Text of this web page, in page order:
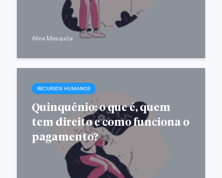
Aline Mesquita
RECURSOS HUMANOS
Quinquênio: o que é, quem
tem direito e como funciona o
pagamento?